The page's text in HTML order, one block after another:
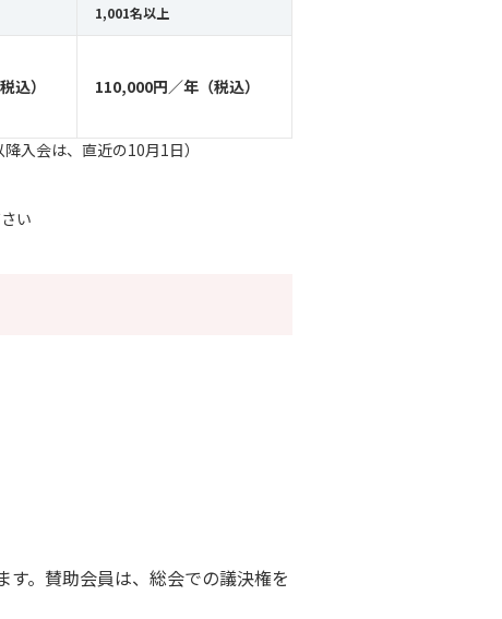
1,001名以上
込） 110,000円／年（税込）
入会は、直近の10月1日）
い
。賛助会員は、総会での議決権を